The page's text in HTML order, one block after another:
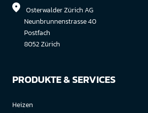
Osterwalder Zürich AG
Neunbrunnenstrasse 40
Postfach
8052 Zürich
PRODUKTE & SERVICES
Heizen